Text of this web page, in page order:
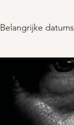
Belangrijke datums